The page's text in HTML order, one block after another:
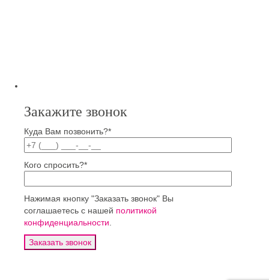
Закажите звонок
Куда Вам позвонить?*
Кого спросить?*
Нажимая кнопку "Заказать звонок" Вы
соглашаетесь с нашей политикой
конфиденциальности